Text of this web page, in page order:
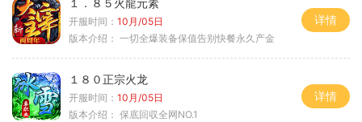
１．８５火龍元素
开服时间： 10月/05日
版本介绍： 一切全爆装备保值告别快餐永久产金
详情
１８０正宗火龙
开服时间： 10月/05日
版本介绍： 保底回収全网NO.1
详情